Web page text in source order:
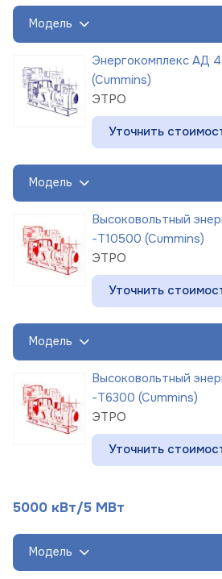
Модель
Энергокомплекс АД
(Cummins)
ЭТРО
Уточнить
Модель
Высоковольтный
-Т10500 (Cummins)
ЭТРО
Уточнить
Модель
Высоковольтный
-Т6300 (Cummins)
ЭТРО
Уточнить
5000 кВт/5 МВт
Модель